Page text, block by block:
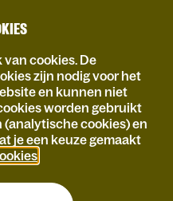
cookies. De
zijn nodig voor het
en kunnen niet
worden gebruikt
cookies) en
je een keuze gemaakt